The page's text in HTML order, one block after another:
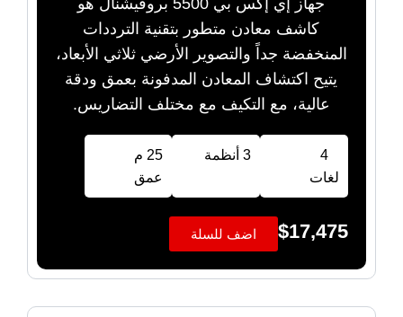
جهاز إي إكس بي 5500 بروفيشنال هو
كاشف معادن متطور بتقنية الترددات
المنخفضة جداً والتصوير الأرضي ثلاثي الأبعاد،
يتيح اكتشاف المعادن المدفونة بعمق ودقة
عالية، مع التكيف مع مختلف التضاريس.
4
لغات
3 أنظمة
25 م
عمق
$17,475 اضف للسلة